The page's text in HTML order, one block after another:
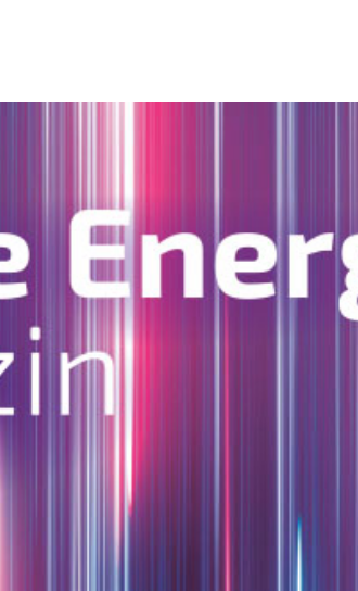
Intelligenz und Daten-Governance. Die